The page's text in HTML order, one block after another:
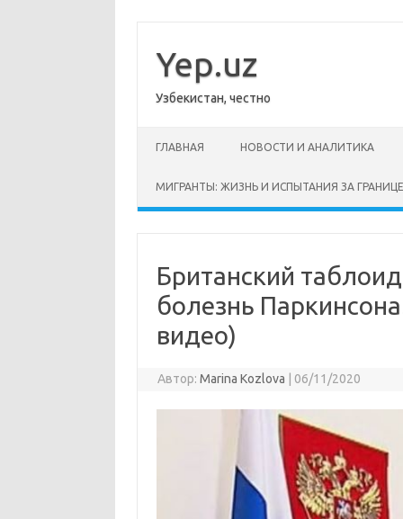
содержимому
Yep.uz
Узбекистан, честно
ГЛАВНАЯ НОВОСТИ И АНАЛИТИКА
МИГРАНТЫ: ЖИЗНЬ И ИСПЫТАНИЯ ЗА
Британский
болезнь
видео)
Автор: Marina Kozlova 06/11/2020